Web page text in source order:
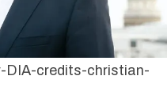
DIA-credits-christian-